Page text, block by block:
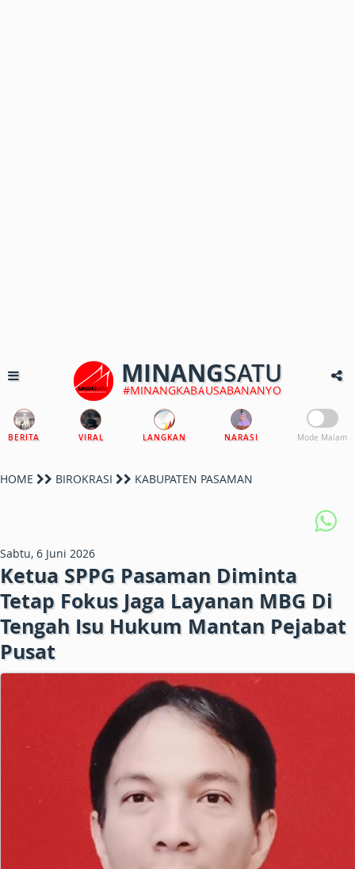
MINANGSATU
#MINANGKABAUSABANANYO
BERITA VIRAL LANGKAN NARASI Mode Malam
HOME BIROKRASI KABUPATEN PASAMAN
Sabtu, 6 Juni 2026
Ketua SPPG Pasaman Diminta
Tetap Fokus Jaga Layanan MBG Di
Tengah Isu Hukum Mantan Pejabat
Pusat